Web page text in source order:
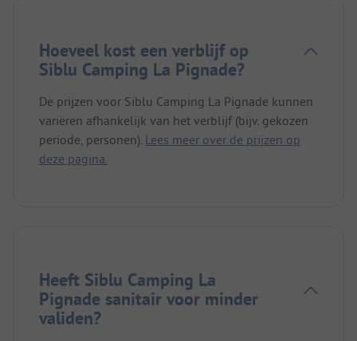
Hoeveel kost een verblijf op
Siblu Camping La Pignade?
De prijzen voor Siblu Camping La Pignade kunnen
variëren afhankelijk van het verblijf (bijv. gekozen
periode, personen). Lees meer over de prijzen op
deze pagina.
Heeft Siblu Camping La
Pignade sanitair voor minder
validen?